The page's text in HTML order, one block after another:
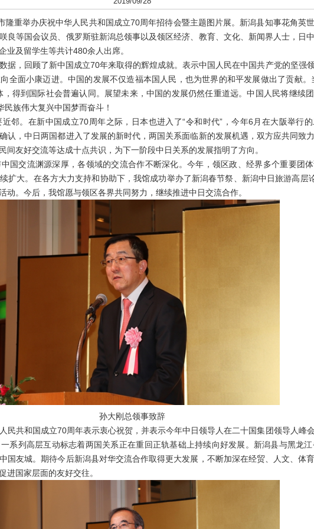
举办庆祝中华人民共和国成立70周年招待会暨主题图片展。新潟县知事花角英世
良等国会议员、俄罗斯驻新潟总领事以及领区经济、教育、文化、新闻界人士，日
业及留学生等共计480余人出席。
回顾了新中国成立70年来取得的辉煌成就。表示中国人民在中国共产党的坚强
全面小康迈进。中国的发展不仅造福本国人民，也为世界的和平发展做出了贡献。
，得到国际社会普遍认同。展望未来，中国的发展仍然任重道远。中国人民将继续
民族伟大复兴中国梦而奋斗！
。在新中国成立70周年之际，日本也进入了“令和时代”，今年6月在大阪举行的
认，中日两国都进入了发展的新时代，两国关系面临新的发展机遇，双方应共同致
间友好交流等达成十点共识，为下一阶段中日关系的发展指明了方向。
交流渊源深厚，各领域的交流合作不断深化。今年，领区政、经界多个重要团体
扩大。在各方大力支持和协助下，我馆成功举办了新潟春节祭、新潟中日旅游高层
动。今后，我馆愿与领区各界共同努力，继续推进中日交流合作。
孙大刚总领事致辞
和国成立70周年表示衷心祝贺，并表示今年中日领导人在二十国集团领导人峰
系列高层互动标志着两国关系正在重回正轨基础上持续向好发展。新潟县与黑龙
国友城。期待今后新潟县对华交流合作取得更大发展，不断加深在经贸、人文、体
进国家层面的友好交往。